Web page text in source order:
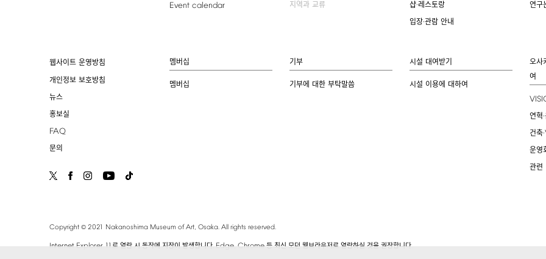
Event calendar
지역과 교류
샵·레스토랑
입장·관람 안내
연구
웹사이트 운영방침
개인정보 보호방침
뉴스
홍보실
FAQ
문의
멤버십
멤버십
기부
기부에 대한 부탁말씀
시설 대여받기
시설 이용에 대하여
오사
여
연혁
건축·
운영
관련
Copyright© 2021 Nakanoshima Museum of Art, Osaka. All rights reserved.
Internet Explorer 11 로 열람 시 동작에 지장이 발생합니다. Edge, Chrome등 최신 모던 웹브라우저로 열람하실 것을 권장합니다.